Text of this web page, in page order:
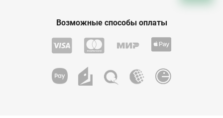
Возможные способы оплаты